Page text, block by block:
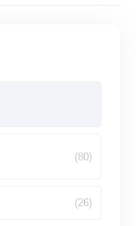
(80)
(26)